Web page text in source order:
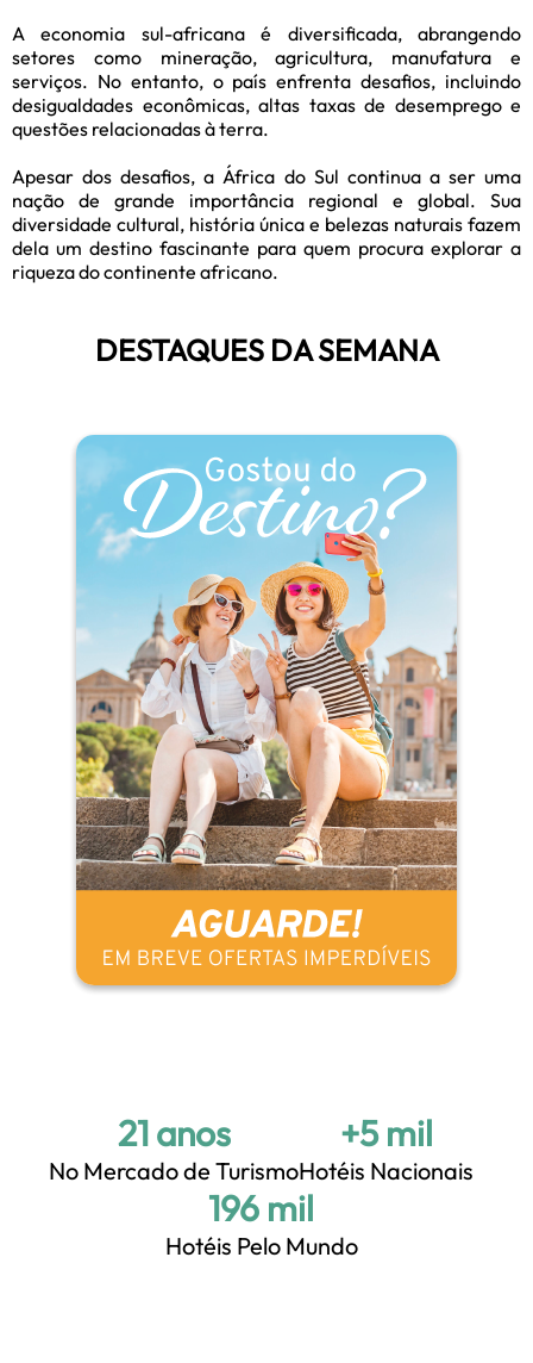
A economia sul-africana é diversificada, abrangendo
setores como mineração, agricultura, manufatura e
serviços. No entanto, o país enfrenta desafios, incluindo
desigualdades econômicas, altas taxas de desemprego e
questões relacionadas à terra.
Apesar dos desafios, a África do Sul continua a ser uma
nação de grande importância regional e global. Sua
diversidade cultural, história única e belezas naturais fazem
dela um destino fascinante para quem procura explorar a
riqueza do continente africano.
DESTAQUES DA SEMANA
21 anos
No Mercado de Turismo
+5 mil
Hotéis Nacionais
+200 mil
Hotéis Pelo Mundo